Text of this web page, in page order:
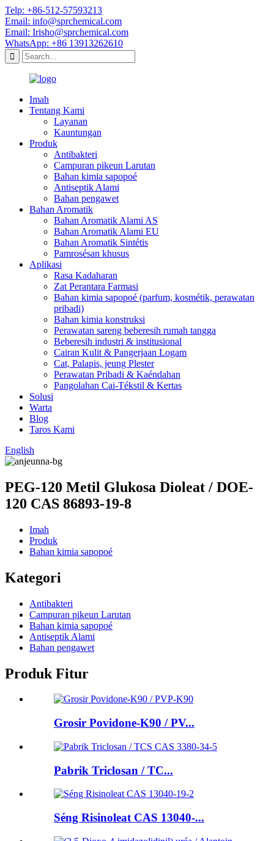
Telp: +86-512-57593213
Email: info@sprchemical.com
Email: Irisho@sprchemical.com
WhatsApp: +86 13913262610
Imah
Tentang Kami
Layanan
Kauntungan
Produk
Antibakteri
Campuran pikeun Larutan
Bahan kimia sapopoé
Antiseptik Alami
Bahan pengawet
Bahan Aromatik
Bahan Aromatik Alami AS
Bahan Aromatik Alami EU
Bahan Aromatik Sintétis
Pamrosésan khusus
Aplikasi
Rasa Kadaharan
Zat Perantara Farmasi
Bahan kimia sapopoé (parfum, kosmétik, perawatan
pribadi)
Bahan kimia konstruksi
Perawatan sareng beberesih rumah tangga
Beberesih industri & institusional
Cairan Kulit & Pangerjaan Logam
Cat, Palapis, jeung Plester
Perawatan Pribadi & Kaéndahan
Pangolahan Cai-Tékstil & Kertas
Solusi
Warta
Blog
Taros Kami
English
PEG-120 Metil Glukosa Dioleat / DOE-
120 CAS 86893-19-8
Imah
Produk
Bahan kimia sapopoé
Kategori
Antibakteri
Campuran pikeun Larutan
Bahan kimia sapopoé
Antiseptik Alami
Bahan pengawet
Produk Fitur
Grosir Povidone-K90 / PV...
Pabrik Triclosan / TC...
Séng Risinoleat CAS 13040-...